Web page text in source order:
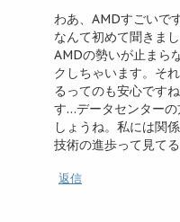
わあ、AMDすごいで
なんて初めて聞きま
AMDの勢いが止まら
クしちゃいます。そ
るってのも安心です
す…データセンター
しょうね。私には関
技術の進歩って見て
返信